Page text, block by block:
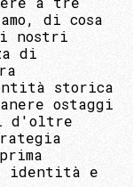
di cosa
i nostri
di
storica
ostaggi
d'oltre
identità e